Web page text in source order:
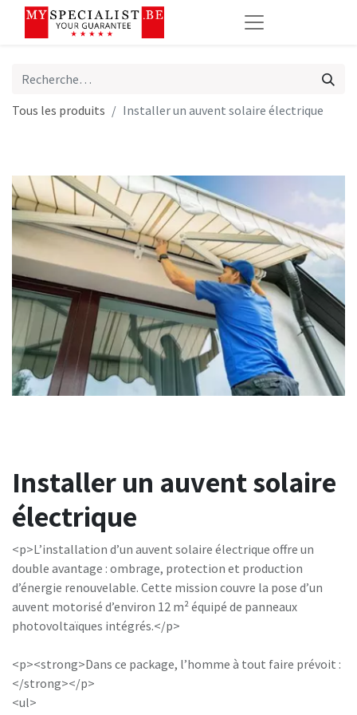
Tous les produits Installer un auvent solaire électrique
Installer un auvent solaire
électrique
<p>L’installation d’un auvent solaire électrique offre un
double avantage : ombrage, protection et production
d’énergie renouvelable. Cette mission couvre la pose d’un
auvent motorisé d’environ 12 m² équipé de panneaux
photovoltaïques intégrés.</p>
<p><strong>Dans ce package, l’homme à tout faire prévoit :
</strong></p>
<ul>